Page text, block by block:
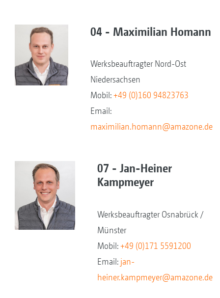
04 - Maximilian Homann
Werksbeauftragter Nord-Ost
Niedersachsen
Mobil:+49 (0)160 94823763
Email:
maximilian.homann@amazone.de
07 - Jan-Heiner
Kampmeyer
Werksbeauftragter Osnabrück /
Münster
Mobil:+49 (0)171 5591200
Email: jan-
heiner.kampmeyer@amazone.de